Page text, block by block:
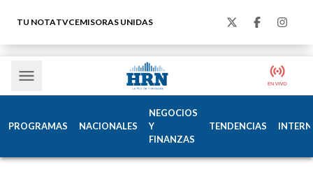
TU NOTATVCEMISORAS UNIDAS
PROGRAMAS NACIONALES
NEGOCIOS
Y
FINANZAS
TENDENCIAS